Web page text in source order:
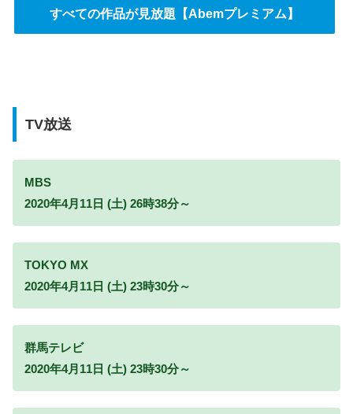
すべての作品が見放題【Abemプレミアム】
TV放送
MBS
2020年4月11日 (土) 26時38分～
TOKYO MX
2020年4月11日 (土) 23時30分～
群馬テレビ
2020年4月11日 (土) 23時30分～